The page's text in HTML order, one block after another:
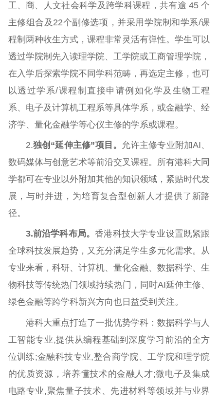
工、商、人文社会科学及跨学科课程，共有逾 45 个
主修组合及22个副修选项，并采用学院制和学系/课
程制两种收生方式，课程非常灵活有弹性。学生可以
透过学院制先入读理学院、工学院或工商管理学院，
在入学后探索学院不同学科范畴，再选定主修，也可
以透过学系/课程制直接申请例如化学及生物工程
系、电子及计算机工程系等具体学系，或金融学、经
济学、量化金融学等心仪主修的学系或课程。
2.独创“延伸主修”项目。 允许主修专业附加AI、
数码媒体与创意艺术等前沿交叉课程。所有港科大同
学都可在专业以外附加其他的知识领域，紧贴时代发
展，与时并进，为培育复合型创新人才提供了新路
径。
3.前沿学科布局。香港科技大学专业设置既紧跟
全球科技发展趋势，又充分满足学生多元化需求。从
专业来看，科研、计算机、量化金融、数据科学、生
物科技等传统热门领域持续热门，同时AI延伸主修、
绿色金融等跨学科新兴方向也日益受到关注。
港科大重点打造了一批优势学科：数据科学与人
工智能专业,提供从编程基础到深度学习前沿的全方
位训练;金融科技专业,整合商学院、工学院和理学院
的优质资源，培养懂技术的金融人才;微电子及集成
电路专业,聚焦量子技术、先进材料等领域并与业界